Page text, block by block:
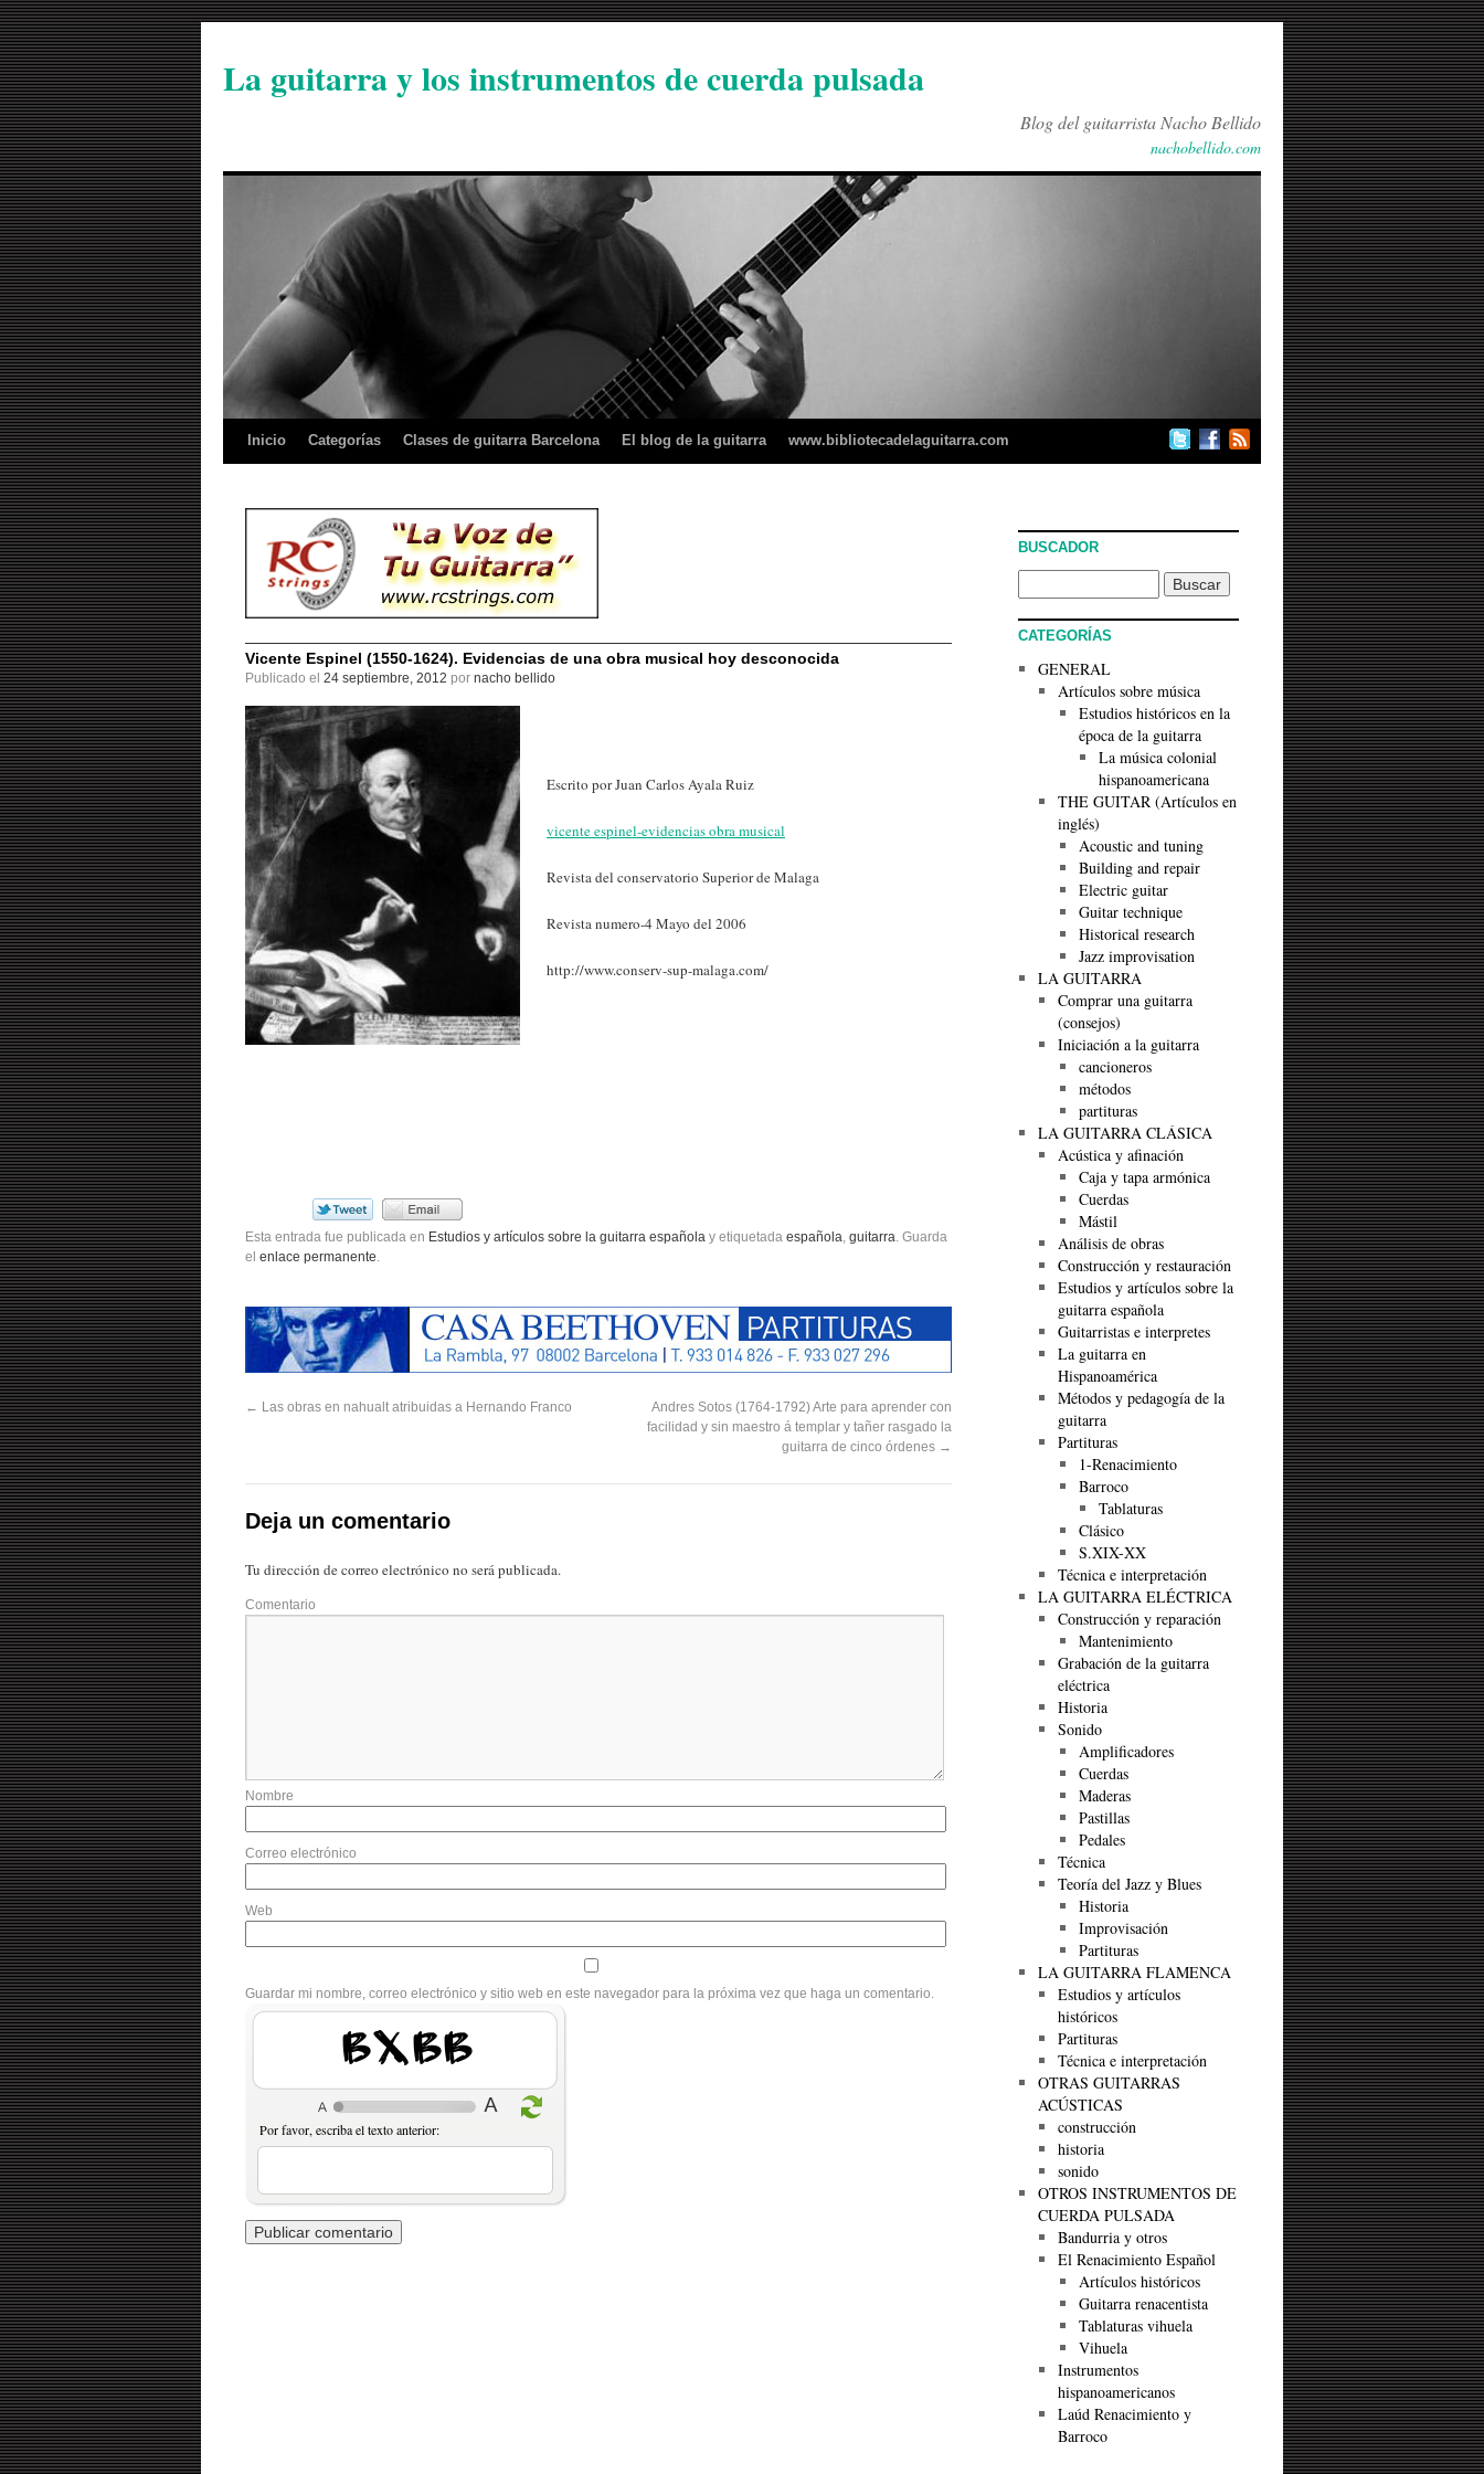
La guitarra y los instrumentos de cuerda pulsada
Blog del guitarrista Nacho Bellido
nachobellido.com
Inicio Categorías Clases de guitarra Barcelona El blog de la guitarra www.bibliotecadelaguitarra.com
Vicente Espinel (1550-1624). Evidencias de una obra musical hoy desconocida
Publicado el 24 septiembre, 2012 por nacho bellido
Escrito por Juan Carlos Ayala Ruiz
vicente espinel-evidencias obra musical
Revista del conservatorio Superior de Malaga
Revista numero-4 Mayo del 2006
http://www.conserv-sup-malaga.com/
Esta entrada fue publicada en Estudios y artículos sobre la guitarra española y etiquetada española guitarra . Guarda
el enlace permanente
← Las obras en nahualt atribuidas a Hernando Franco
Andres Sotos (1764-1792) Arte para aprender con
facilidad y sin maestro á templar y tañer rasgado la
guitarra de cinco órdenes →
Deja un comentario
Tu dirección de correo electrónico no será publicada.
Comentario
Nombre
Correo electrónico
Web
Guardar mi nombre, correo electrónico y sitio web en este navegador para la próxima vez que haga un comentario.
OCOK
Por favor, escriba el texto anterior:
BUSCADOR
CATEGORÍAS
GENERAL
Artículos sobre música
Estudios históricos en la
época de la guitarra
La música colonial
hispanoamericana
THE GUITAR (Artículos en
inglés)
Acoustic and tuning
Building and repair
Electric guitar
Guitar technique
Historical research
Jazz improvisation
LA GUITARRA
Comprar una guitarra
(consejos)
Iniciación a la guitarra
cancioneros
métodos
partituras
LA GUITARRA CLÁSICA
Acústica y afinación
Caja y tapa armónica
Cuerdas
Mástil
Análisis de obras
Construcción y restauración
Estudios y artículos sobre la
guitarra española
Guitarristas e interpretes
La guitarra en
Hispanoamérica
Métodos y pedagogía de la
guitarra
Partituras
1-Renacimiento
Barroco
Tablaturas
Clásico
S.XIX-XX
Técnica e interpretación
LA GUITARRA ELÉCTRICA
Construcción y reparación
Mantenimiento
Grabación de la guitarra
eléctrica
Historia
Sonido
Amplificadores
Cuerdas
Maderas
Pastillas
Pedales
Técnica
Teoría del Jazz y Blues
Historia
Improvisación
Partituras
LA GUITARRA FLAMENCA
Estudios y artículos
históricos
Partituras
Técnica e interpretación
OTRAS GUITARRAS
ACÚSTICAS
construcción
historia
sonido
OTROS INSTRUMENTOS DE
CUERDA PULSADA
Bandurria y otros
El Renacimiento Español
Artículos históricos
Guitarra renacentista
Tablaturas vihuela
Vihuela
Instrumentos
hispanoamericanos
Laúd Renacimiento y
Barroco